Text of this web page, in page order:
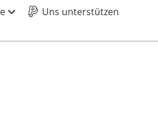
Uns unterstützen